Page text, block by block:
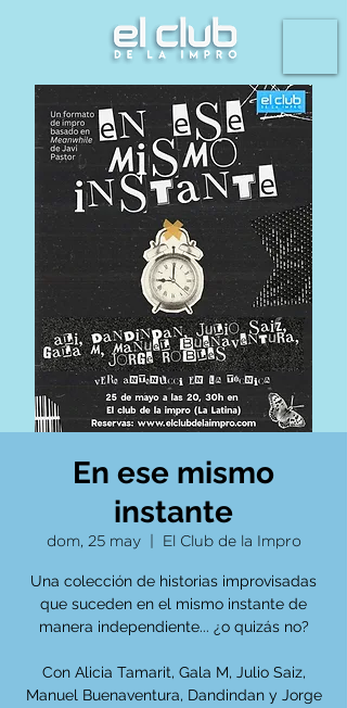
En ese mismo
instante
dom, 25 may
  |
El Club de la Impro
Una colección de historias improvisadas
que suceden en el mismo instante de
manera independiente... ¿o quizás no?
Con Alicia Tamarit, Gala M, Julio Saiz,
Manuel Buenaventura, Dandindan y Jorge